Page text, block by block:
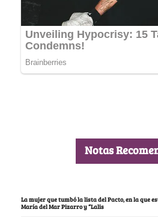
Notas
La mujer que tumbó la lista del Pacto, en la que
María del Mar Pizarro y “Lalis